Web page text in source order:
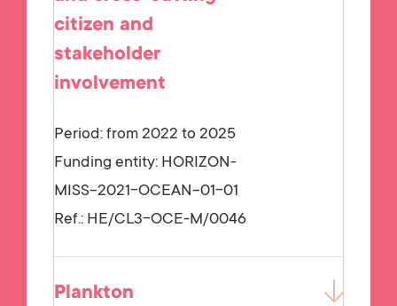
citizen and
stakeholder
involvement
Period: from 2022 to 2025
Funding entity: HORIZON-
MISS-2021-OCEAN-01-01
Ref.: HE/CL3-OCE-M/0046
Plankton